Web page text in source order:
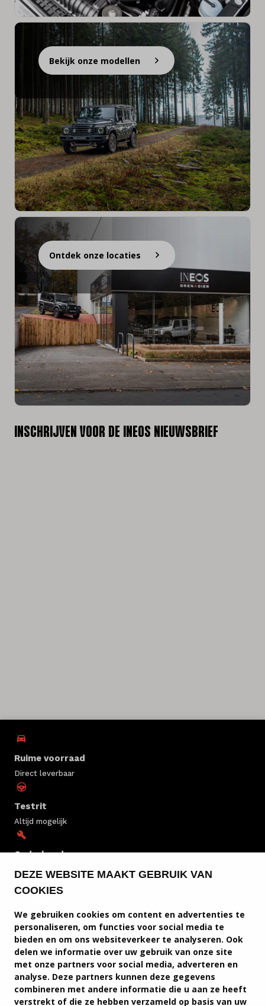
DEZE WEBSITE MAAKT GEBRUIK VAN
COOKIES
We gebruiken cookies om content en advertenties te
personaliseren, om functies voor social media te
bieden en om ons websiteverkeer te analyseren. Ook
delen we informatie over uw gebruik van onze site
met onze partners voor social media, adverteren en
analyse. Deze partners kunnen deze gegevens
combineren met andere informatie die u aan ze heeft
verstrekt of die ze hebben verzameld op basis van uw
Bekijk onze modellen
Ontdek onze locaties
INSCHRIJVEN VOOR DE INEOS NIEUWSBRIEF
Ruime voorraad
Direct leverbaar
Testrit
Altijd mogelijk
Onderhoud
Door specialisten
30+ locaties in België
INEOS VOORRAAD
SERVICE & ONDERHOUD
INEOS MODELLEN